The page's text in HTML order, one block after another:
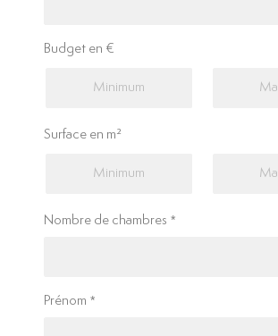
Budget en €
Surface en m²
Nombre de chambres
Prénom